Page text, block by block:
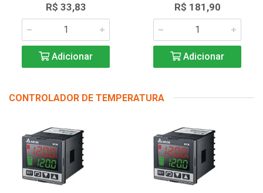
R$ 33,83
Adicionar
R$ 181,90
Adicionar
CONTROLADOR DE TEMPERATURA